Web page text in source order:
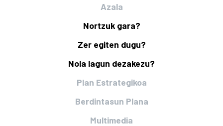
Azala
Nortzuk gara?
Zer egiten dugu?
Nola lagun dezakezu?
Plan Estrategikoa
Berdintasun Plana
Multimedia